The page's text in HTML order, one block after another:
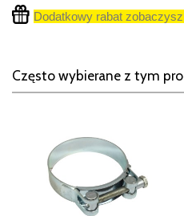
Dodatkowy rabat
Często wybierane z tym